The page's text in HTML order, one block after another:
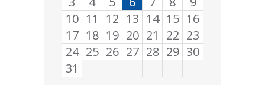
10 11 12 13 14 15 16
17 18 19 20 21 22 23
24 25 26 27 28 29 30
31